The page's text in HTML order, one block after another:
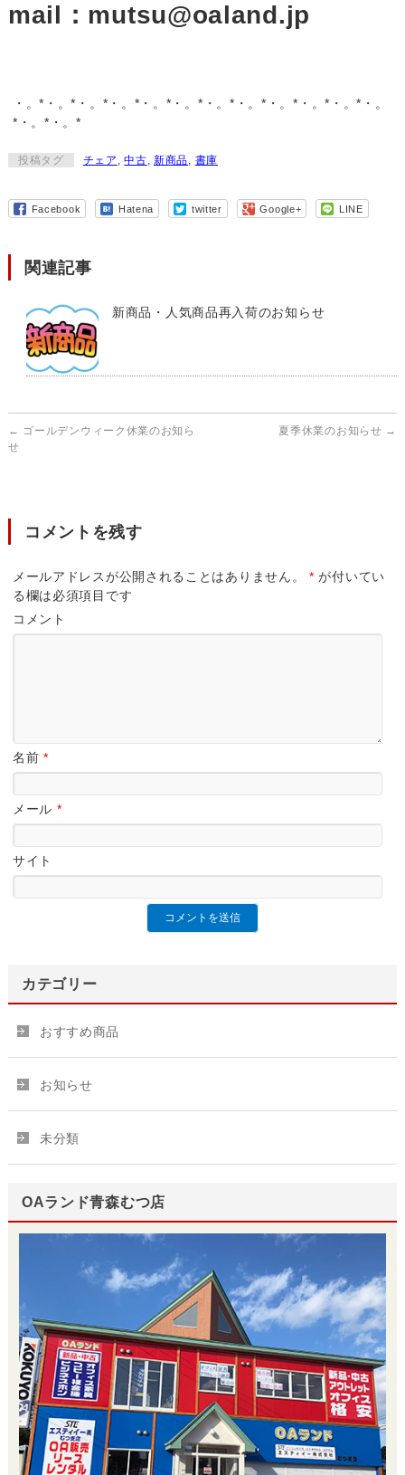
mail：mutsu@oaland.jp
・。*・。*・。*・。*・。*・。*・。*・。*・。*・。*・。*・。
*・。*・。*
投稿タグ チェア ,中古 ,新商品 書庫
Facebook Hatena twitter Google+ LINE
関連記事
新商品・人気商品再入荷のお知らせ
← ゴールデンウィーク休業のお知ら
せ
夏季休業のお知らせ →
コメントを残す
メールアドレスが公開されることはありません。 * が付いてい
る欄は必須項目です
コメント
名前*
メール *
サイト
カテゴリー
おすすめ商品
お知らせ
未分類
OAランド青森むつ店